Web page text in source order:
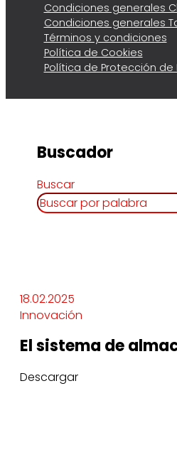
Condiciones generales
Condiciones generales
Términos y condiciones
Política de Cookies
Política de Protección de
Buscador
Buscar
18.02.2025
Innovación
El sistema de
Descargar